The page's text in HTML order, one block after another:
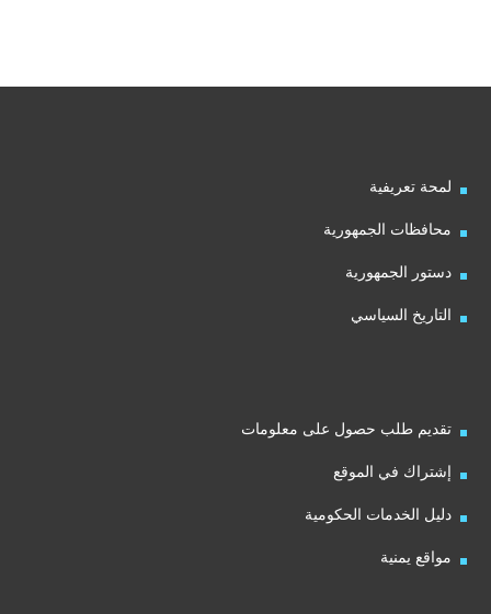
لمحة تعريفية
محافظات الجمهورية
دستور الجمهورية
التاريخ السياسي
تقديم طلب حصول على معلومات
إشتراك في الموقع
دليل الخدمات الحكومية
مواقع يمنية